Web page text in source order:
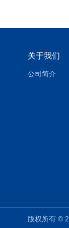
关于我们
公司简介
版权所有 ©